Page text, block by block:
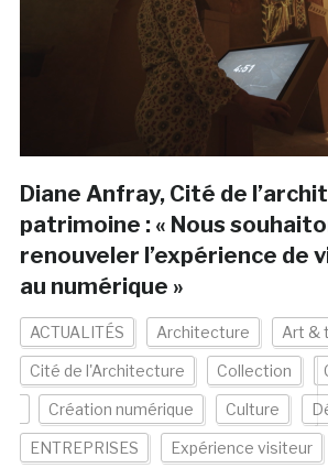
Diane Anfray, Cité de
patrimoine : « Nous
renouveler l’expérience de
au numérique »
ACTUALITÉS Architecture Art &
Cité de l'Architecture Collection
Création numérique Culture
ENTREPRISES Expérience visiteur